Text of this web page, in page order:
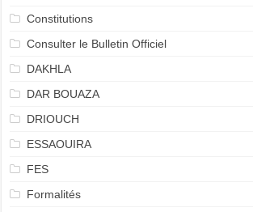
Constitutions
Consulter le Bulletin Officiel
DAKHLA
DAR BOUAZA
DRIOUCH
ESSAOUIRA
FES
Formalités